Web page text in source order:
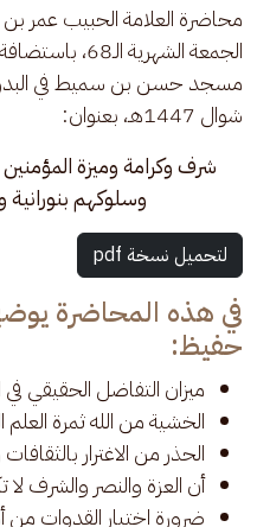
محاضرة العلامة الحبيب
الجمعة الشهرية
شوال 1447هـ، بعنوان:
شرف وكرامة وميزة
وسلوكهم بنورانية
لتحميل نسخة pdf
في هذه المحاضرة
حفيظ:
ميزان التفاضل الحقيقي في
الخشية من الله ثمرة
الحذر من الاغترار
أن العزة والنصر والشرف لا
ضرورة اختيار القدوات من